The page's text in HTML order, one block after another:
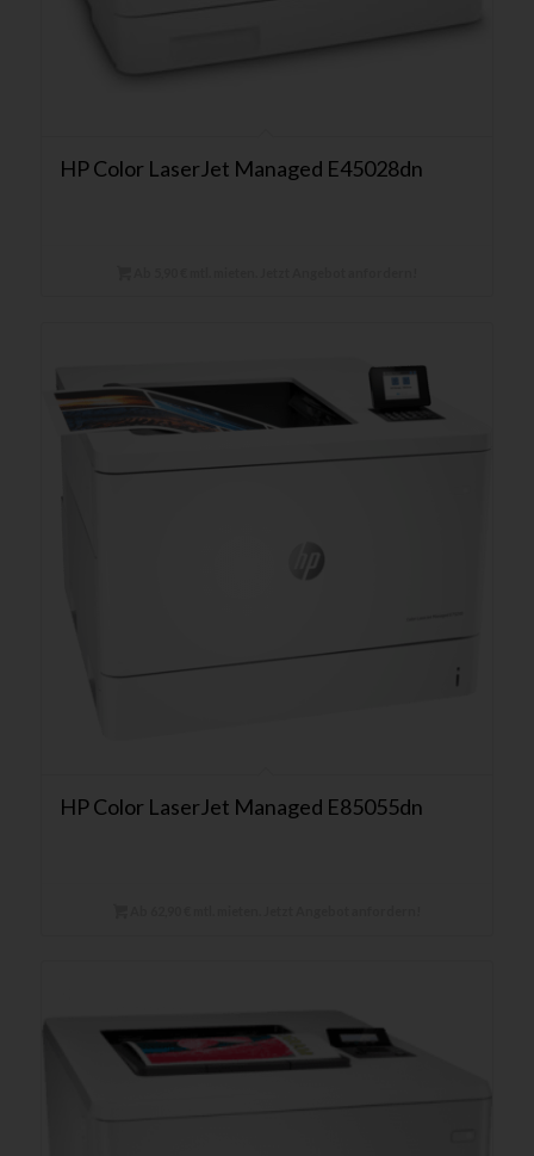
HP Color LaserJet Managed E45028dn
HP Color LaserJet Managed E85055dn